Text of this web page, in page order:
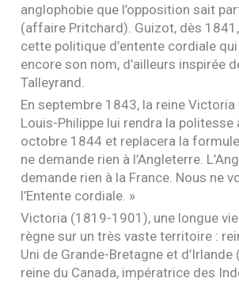
anglophobie que l’opposition sait
(affaire Pritchard). Guizot, dès
cette politique d’entente cordiale
encore son nom, d’ailleurs inspirée
Talleyrand.
En septembre 1843, la reine Victoria
Louis-Philippe lui rendra la politesse
octobre 1844 et replacera la
ne demande rien à l’Angleterre.
demande rien à la France. Nous ne
l’Entente cordiale. »
Victoria (1819-1901), une longue
règne sur un très vaste territoire :
Uni de Grande-Bretagne et
reine du Canada, impératrice des